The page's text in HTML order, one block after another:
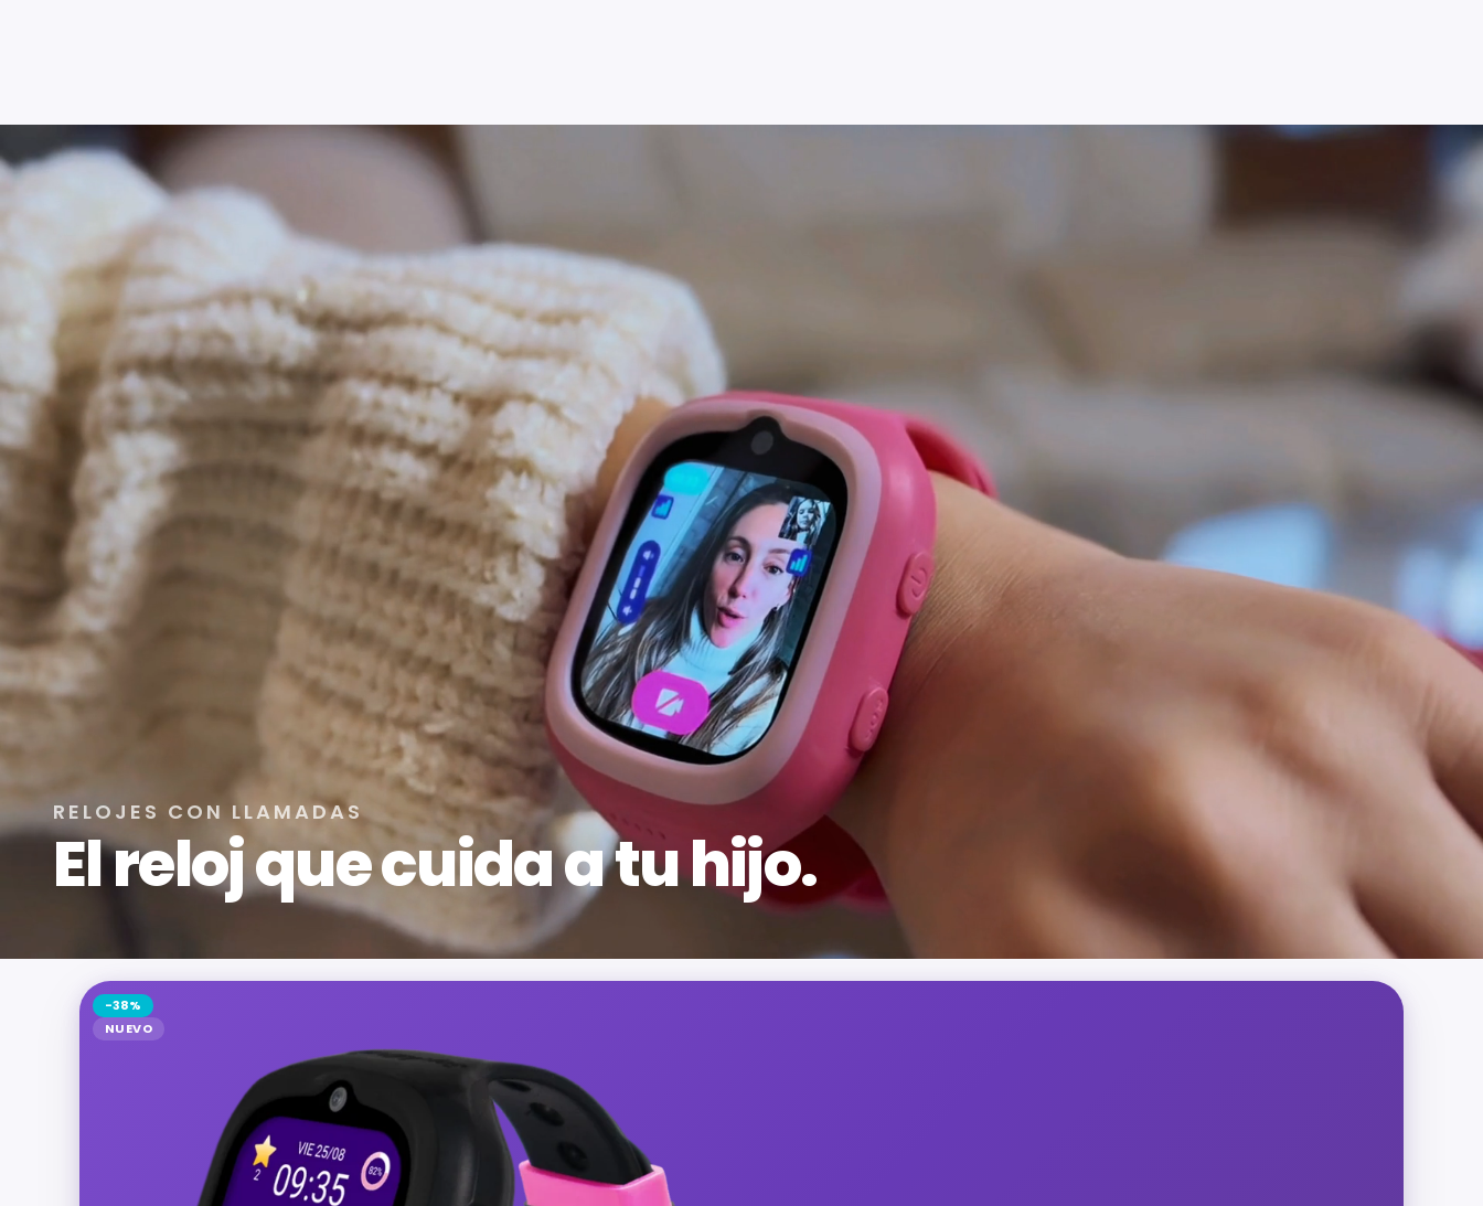
RELOJES CON LLAMADAS
El reloj que cuida a tu hijo.
-38%
NUEVO